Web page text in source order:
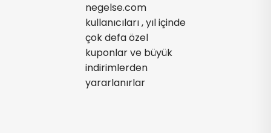
negelse.com
kullanıcıları , yıl içinde
çok defa özel
kuponlar ve büyük
indirimlerden
yararlanırlar